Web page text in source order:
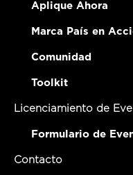
Aplique Ahora
Marca País en
Comunidad
Toolkit
Licenciamiento de
Formulario de
Contacto